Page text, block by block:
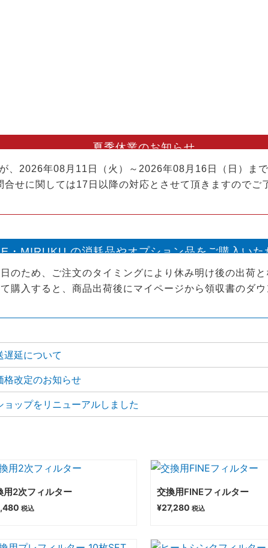
夏季休業のお知らせ
、2026年08月11日（火）～2026年08月16日（日）まで
合せに関しては17日以降の対応とさせて頂きますのでご
・MIRUKU の消耗品やオプション品をご購入いた
のため、ご注文のタイミングにより休み明け後の出荷と
て購入すると、商品出荷後にマイページから領収書のダウ
遅延について
格改定のお知らせ
ップをリニューアルしました
用2次フィルター
税込
交換用FINEフィルター
¥27,280 税込